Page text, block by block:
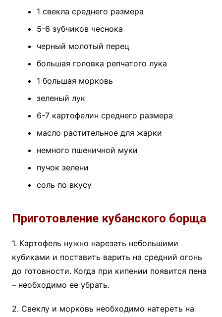
1 свекла среднего размера
5-6 зубчиков чеснока
черный молотый перец
большая головка репчатого лука
1 большая морковь
зеленый лук
6-7 картофелин среднего размера
масло растительное для жарки
немного пшеничной муки
пучок зелени
соль по вкусу
Приготовление кубанского борща
1. Картофель нужно нарезать небольшими
кубиками и поставить варить на средний огонь
до готовности. Когда при кипении появится пена
– необходимо ее убрать.
2. Свеклу и морковь необходимо натереть на